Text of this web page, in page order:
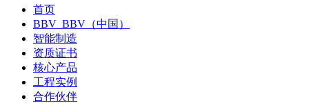
首页
BBV_BBV（中国）
智能制造
资质证书
核心产品
工程实例
合作伙伴